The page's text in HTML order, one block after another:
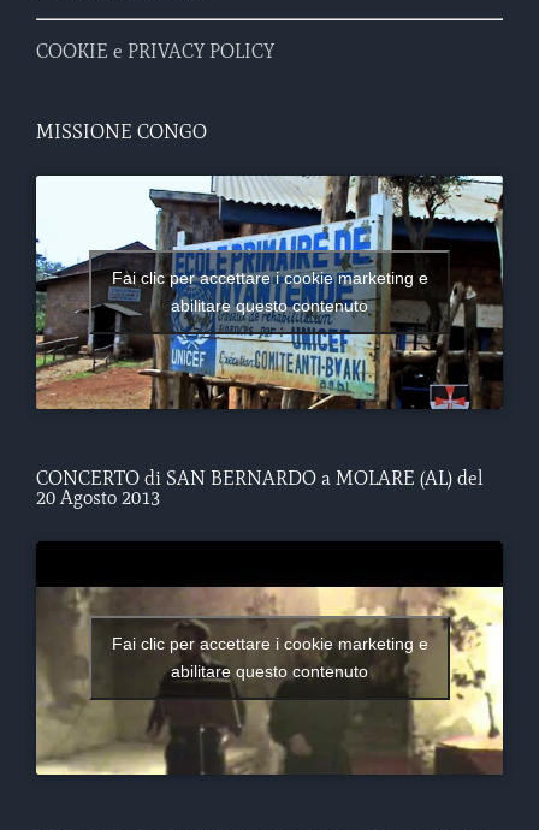
COOKIE e PRIVACY POLICY
MISSIONE CONGO
Fai clic per accettare i cookie marketing e
abilitare questo contenuto
CONCERTO di SAN BERNARDO a MOLARE (AL) del
20 Agosto 2013
Fai clic per accettare i cookie marketing e
abilitare questo contenuto